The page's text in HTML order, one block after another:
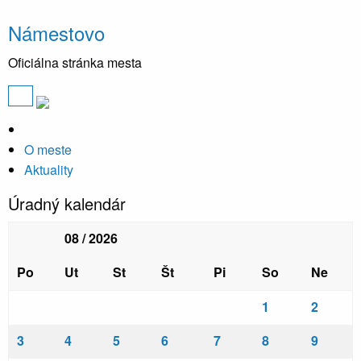
Námestovo
Oficiálna stránka mesta
O meste
Aktuality
Úradný kalendár
08 / 2026
Po
Ut St Št Pi So
Ne
1
2
3
4 5 6 7 8 9